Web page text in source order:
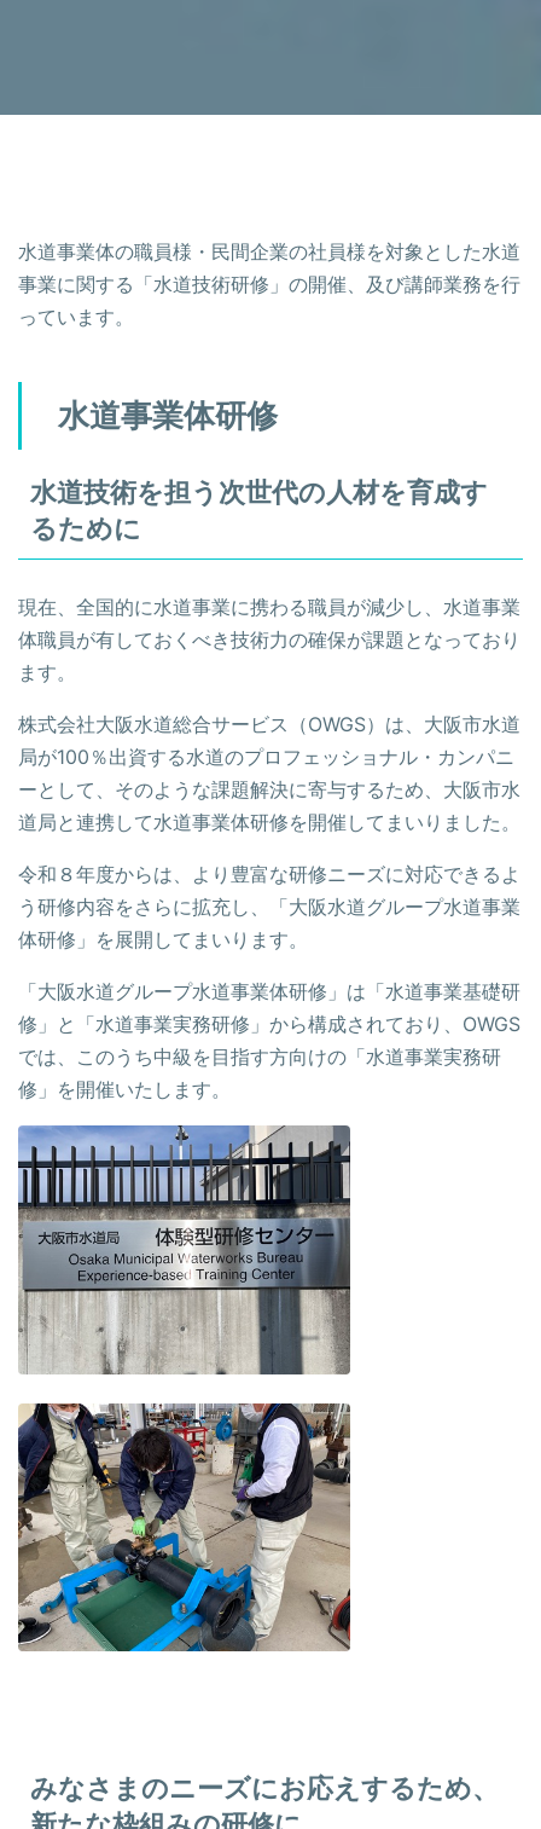
水道事業体の職員様・民間企業の社員様を対象とした水道
事業に関する「水道技術研修」の開催、及び講師業務を行
っています。
水道事業体研修
水道技術を担う次世代の人材を育成す
るために
現在、全国的に水道事業に携わる職員が減少し、水道事業
体職員が有しておくべき技術力の確保が課題となっており
ます。
株式会社大阪水道総合サービス（OWGS）は、大阪市水道
局が100％出資する水道のプロフェッショナル・カンパニ
ーとして、そのような課題解決に寄与するため、大阪市水
道局と連携して水道事業体研修を開催してまいりました。
令和８年度からは、より豊富な研修ニーズに対応できるよ
う研修内容をさらに拡充し、「大阪水道グループ水道事業
体研修」を展開してまいります。
「大阪水道グループ水道事業体研修」は「水道事業基礎研
修」と「水道事業実務研修」から構成されており、OWGS
では、このうち中級を目指す方向けの「水道事業実務研
修」を開催いたします。
みなさまのニーズにお応えするため、